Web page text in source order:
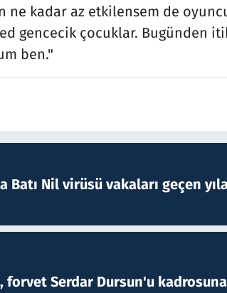
ne kadar az etkilensem de
gencecik çocuklar. Bugünden
ben."
Batı Nil virüsü vakaları geçen
forvet Serdar Dursun'u